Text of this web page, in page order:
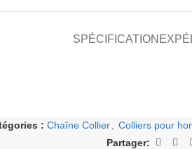
SPÉCIFICATION
: Chaîne Collier Colliers pour
Partager: